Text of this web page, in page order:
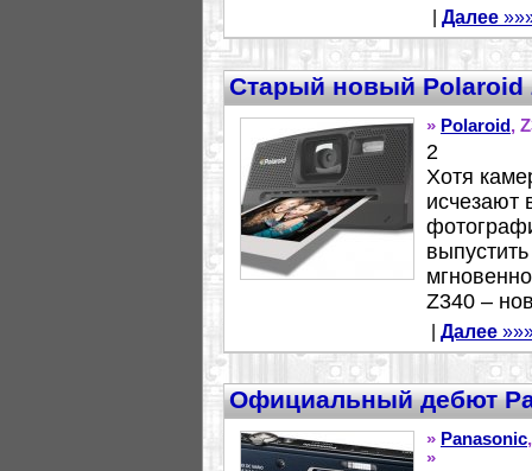
Далее
Старый новый Polaroid
» Polaroid,
2
Хотя
исчезают
Z340 –
Далее
Официальный дебют
» Panasonic
»